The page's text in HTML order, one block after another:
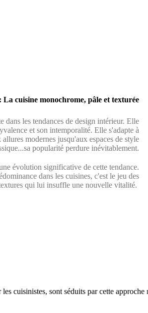
La cuisine monochrome, pâle et texturée
dans les tendances de design intérieur. Elle
et son intemporalité. Elle s'adapte à
modernes jusqu'aux espaces de style
popularité perdure inévitablement.
évolution significative de cette tendance.
dans les cuisines, c'est le jeu des
qui lui insuffle une nouvelle vitalité.
cuisinistes, sont séduits par cette